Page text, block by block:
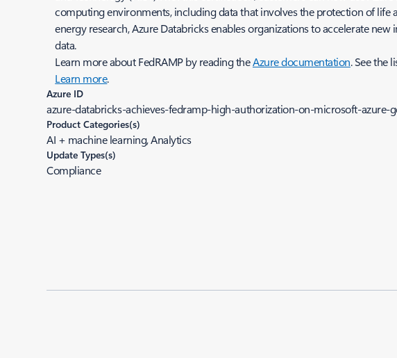
computing environments, including data that involves the protection of life
energy research, Azure Databricks enables organizations to accelerate
data.
Learn more about FedRAMP by reading theAzure documentation. See the
Learn more.
Azure ID
azure-databricks-achieves-fedramp-high-authorization-on-microsoft-azure-
Product Categories(s)
AI + machine learning, Analytics
Update Types(s)
Compliance